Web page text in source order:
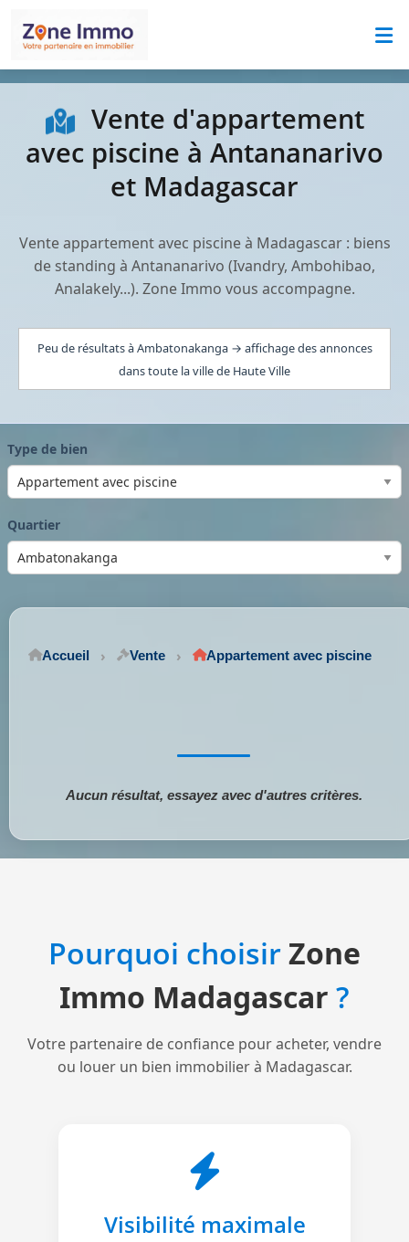
Vente d'appartement
avec piscine à Antananarivo
et Madagascar
Vente appartement avec piscine à Madagascar : biens
de standing à Antananarivo (Ivandry, Ambohibao,
Analakely...). Zone Immo vous accompagne.
Peu de résultats à Ambatonakanga → affichage des annonces
dans toute la ville de Haute Ville
Type de bien
Quartier
Accueil Vente Appartement avec piscine
Aucun résultat, essayez avec d'autres critères.
Pourquoi choisirZone
Immo Madagascar ?
Votre partenaire de confiance pour acheter, vendre
ou louer un bien immobilier à Madagascar.
Visibilité maximale